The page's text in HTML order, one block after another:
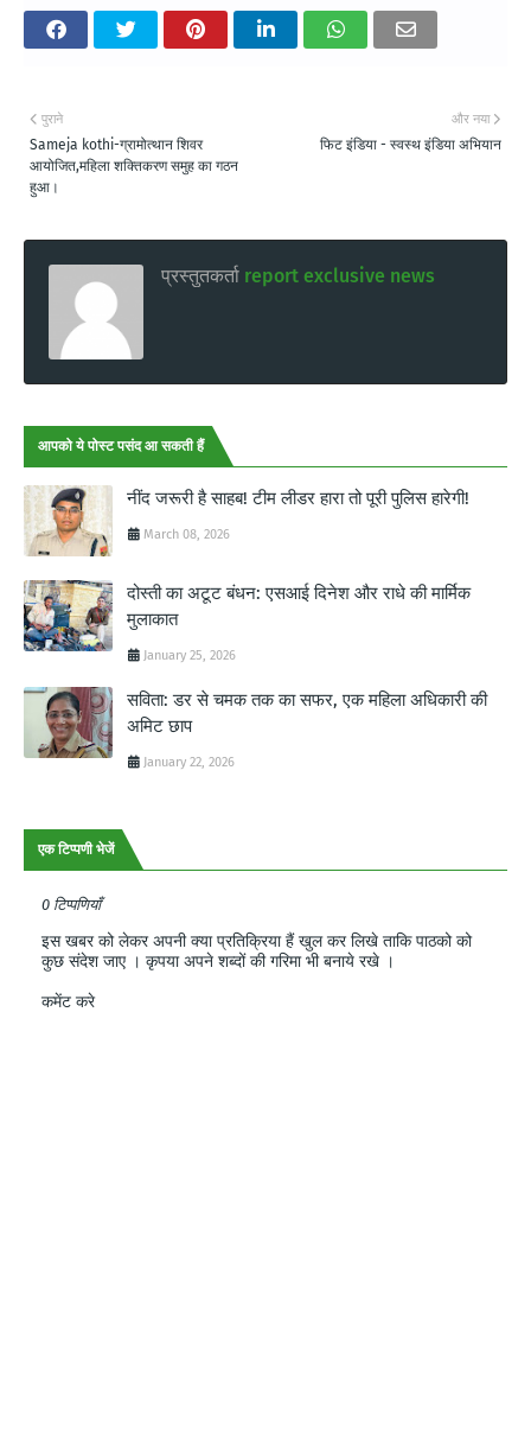
और नया
फिट इंडिया - स्वस्थ इंडिया अभियान
पुराने
Sameja kothi-ग्रामोत्थान शिवर
आयोजित,महिला शक्तिकरण समुह का गठन
हुआ।
प्रस्तुतकर्ता report exclusive news
आपको ये पोस्ट पसंद आ सकती हैं
नींद जरूरी है साहब! टीम लीडर हारा तो पूरी पुलिस हारेगी!
March 08, 2026
दोस्ती का अटूट बंधन: एसआई दिनेश और राधे की मार्मिक
मुलाकात
January 25, 2026
सविता: डर से चमक तक का सफर, एक महिला अधिकारी की
अमिट छाप
January 22, 2026
एक टिप्पणी भेजें
0 टिप्पणियाँ
इस खबर को लेकर अपनी क्या प्रतिक्रिया हैं खुल कर लिखे ताकि पाठको को
कुछ संदेश जाए । कृपया अपने शब्दों की गरिमा भी बनाये रखे ।
कमेंट करे